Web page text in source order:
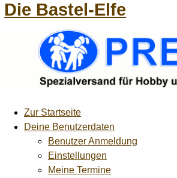
Die Bastel-Elfe
Zur Startseite
Deine Benutzerdaten
Benutzer Anmeldung
Einstellungen
Meine Termine